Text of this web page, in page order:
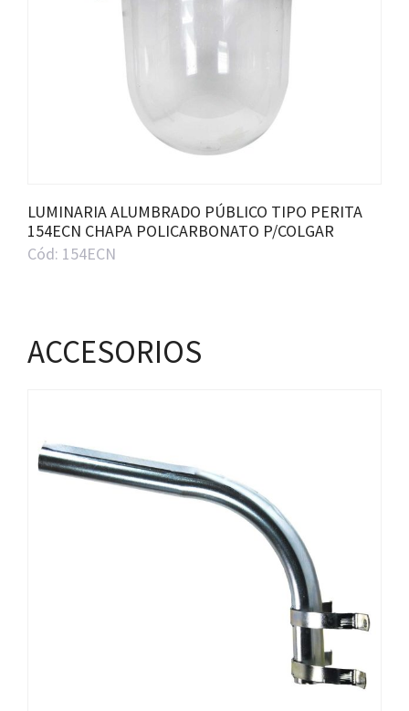
LUMINARIA ALUMBRADO PÚBLICO TIPO PERITA
154ECN CHAPA POLICARBONATO P/COLGAR
Cód: 154ECN
ACCESORIOS